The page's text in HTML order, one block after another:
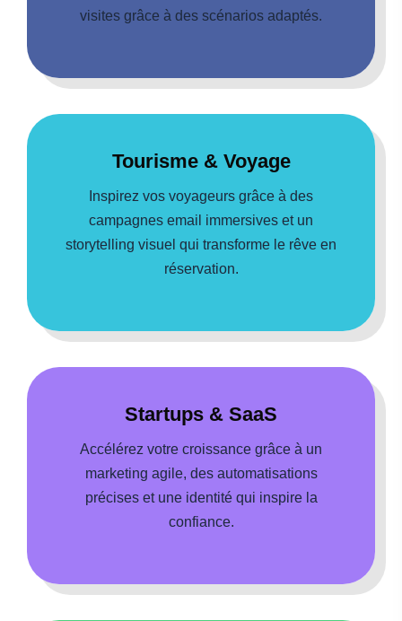
visites grâce à des scénarios adaptés.
Tourisme & Voyage
Inspirez vos voyageurs grâce à des
campagnes email immersives et un
storytelling visuel qui transforme le rêve en
réservation.
Startups & SaaS
Accélérez votre croissance grâce à un
marketing agile, des automatisations
précises et une identité qui inspire la
confiance.